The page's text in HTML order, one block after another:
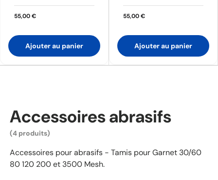
55,00 €
Ajouter au panier
55,00 €
Ajouter au panier
Accessoires abrasifs
(4 produits)
Accessoires pour abrasifs - Tamis pour Garnet 30/60
80 120 200 et 3500 Mesh.